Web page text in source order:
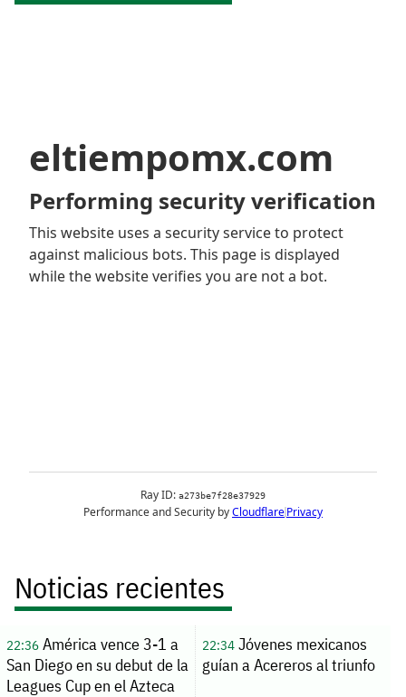
Noticias recientes
22:36América vence 3-1 a
San Diego en su debut de la
Leagues Cup en el Azteca
22:34Jóvenes mexicanos
guían a Acereros al triunfo